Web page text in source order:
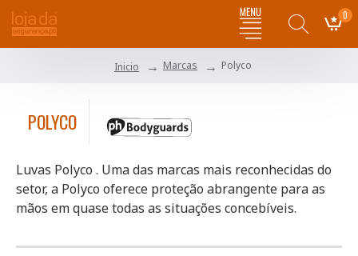
0
Inicio Marcas Polyco
POLYCO
Luvas Polyco . Uma das marcas mais reconhecidas do
setor, a Polyco oferece proteção abrangente para as
mãos em quase todas as situações concebíveis.